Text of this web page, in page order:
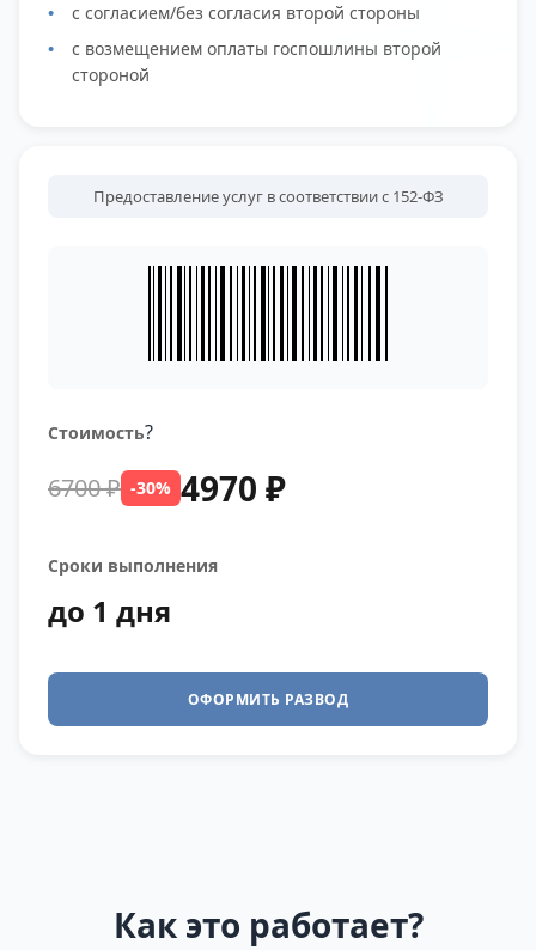
с согласием/без согласия второй стороны
с возмещением оплаты госпошлины второй
стороной
Предоставление услуг в соответствии с 152-ФЗ
Стоимость?
6700 ₽ -30% 4970 ₽
Сроки выполнения
до 1 дня
ОФОРМИТЬ РАЗВОД
Как это работает?